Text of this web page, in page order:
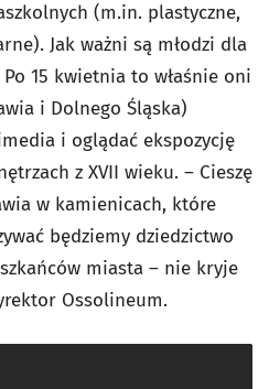
(m.in. plastyczne,
Jak ważni są młodzi dla
Po 15 kwietnia to właśnie oni
i Dolnego Śląska)
i oglądać ekspozycję
z XVII wieku. – Cieszę
w kamienicach, które
będziemy dziedzictwo
miasta – nie kryje
Ossolineum.